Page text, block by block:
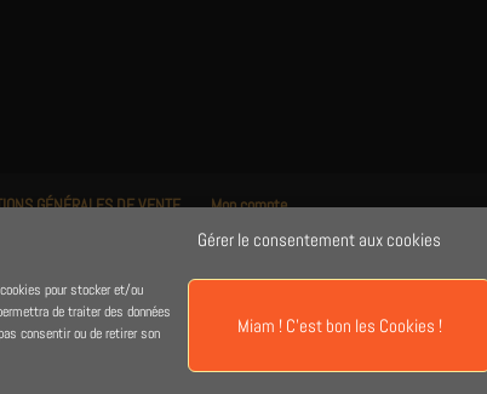
Gérer le consentement aux cookies
pour stocker et/ou
de traiter des données
consentir ou de retirer son
Miam ! C'est bon les Cookies !
GÉNÉRALES DE VENTE Mon compte